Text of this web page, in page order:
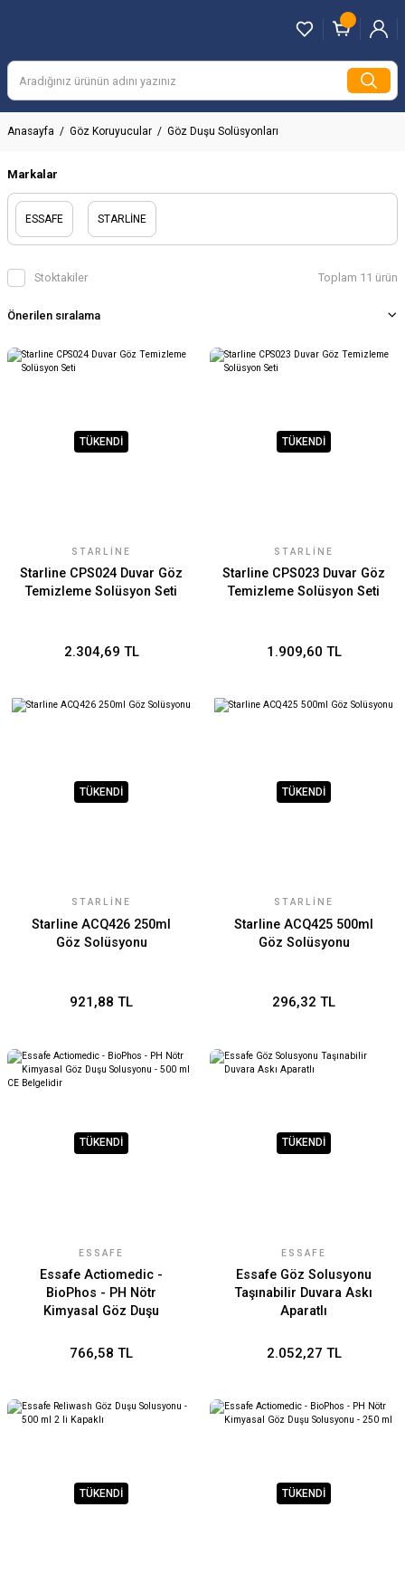
Anasayfa Göz Koruyucular Göz Duşu Solüsyonları
Markalar
ESSAFE STARLİNE
Stoktakiler Toplam 11 ürün
TÜKENDİ
STARLİNE
Starline CPS024 Duvar Göz
Temizleme Solüsyon Seti
2.304,69 TL
TÜKENDİ
STARLİNE
Starline CPS023 Duvar Göz
Temizleme Solüsyon Seti
1.909,60 TL
TÜKENDİ
STARLİNE
Starline ACQ426 250ml
Göz Solüsyonu
921,88 TL
TÜKENDİ
STARLİNE
Starline ACQ425 500ml
Göz Solüsyonu
296,32 TL
TÜKENDİ
ESSAFE
Essafe Actiomedic -
BioPhos - PH Nötr
Kimyasal Göz Duşu
Belgelidir
766,58 TL
TÜKENDİ
ESSAFE
Essafe Göz Solusyonu
Taşınabilir Duvara Askı
Aparatlı
2.052,27 TL
TÜKENDİ TÜKENDİ